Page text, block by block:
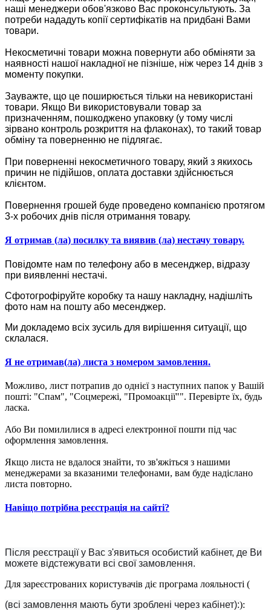
наші менеджери обов'язково Вас проконсультують. За
потреби нададуть копії сертифікатів на придбані Вами
товари.
Некосметичні товари можна повернути або обміняти за
наявності нашої накладної не пізніше, ніж через 14 днів з
моменту покупки.
Зауважте, що це поширюється тільки на невикористані
товари. Якщо Ви використовували товар за
призначенням, пошкоджено упаковку (у тому числі
зірвано контроль розкриття на флаконах), то такий товар
обміну та поверненню не підлягає.
При поверненні некосметичного товару, який з якихось
причин не підійшов, оплата доставки здійснюється
клієнтом.
Повернення грошей буде проведено компанією протягом
3-х робочих днів після отримання товару.
Я отримав (ла) посилку та виявив (ла) нестачу товару.
Повідомте нам по телефону або в месенджер, відразу
при виявленні нестачі.
Сфотогрофіруйте коробку та нашу накладну, надішліть
фото нам на пошту або месенджер.
Ми докладемо всіх зусиль для вирішення ситуації, що
склалася.
Я не отримав(ла) листа з номером замовлення.
Можливо, лист потрапив до однієї з наступних папок у Вашій
пошті: "Спам", "Соцмережі, "Промоакції"". Перевірте їх, будь
ласка.
Або Ви помилилися в адресі електронної пошти під час
оформлення замовлення.
Якщо листа не вдалося знайти, то зв'яжіться з нашими
менеджерами за вказаними телефонами, вам буде надіслано
листа повторно.
Навіщо потрібна реєстрація на сайті?
Після реєстрації у Вас з'явиться особистий кабінет, де Ви
можете відстежувати всі свої замовлення.
Для зареєстрованих користувачів діє програма лояльності (
(всі замовлення мають бути зроблені через кабінет):):